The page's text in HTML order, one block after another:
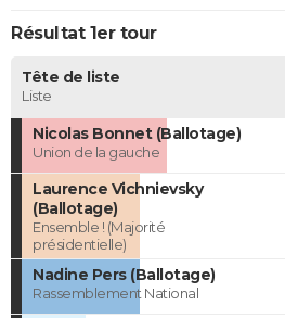
Résultat 1er tour
Tête de liste
Liste
Nicolas Bonnet (Ballotage)
Union de la gauche
Laurence Vichnievsky
(Ballotage)
Ensemble ! (Majorité
présidentielle)
Nadine Pers (Ballotage)
Rassemblement National